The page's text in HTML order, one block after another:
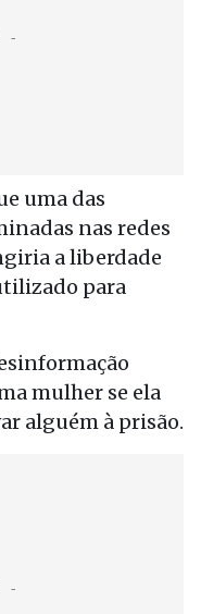
uma das
nas redes
a liberdade
para
mulher se ela
alguém à prisão.